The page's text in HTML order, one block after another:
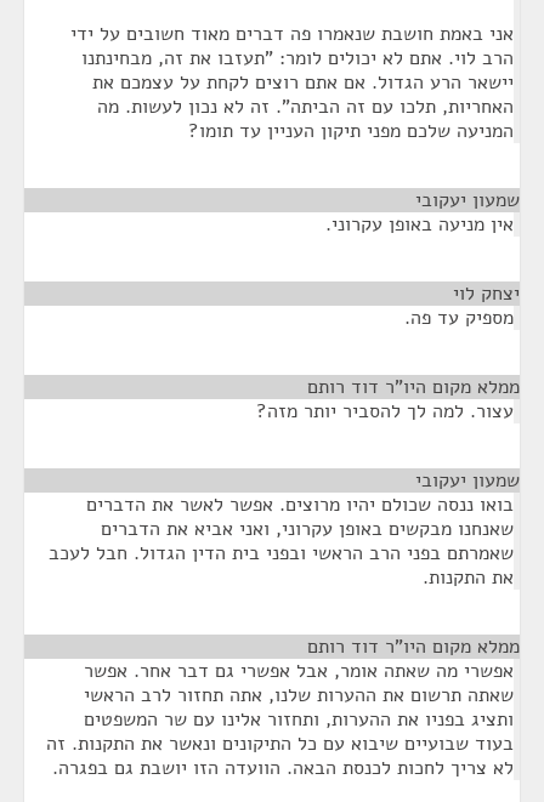
אני באמת חושבת שנאמרו פה דברים מאוד חשובים על ידי
הרב לוי. אתם לא יכולים לומר: "תעזבו את זה, מבחינתנו
יישאר הרע הגדול. אם אתם רוצים לקחת על עצמכם את
האחריות, תלכו עם זה הביתה". זה לא נכון לעשות. מה
המניעה שלכם מפני תיקון העניין עד תומו?
שמעון יעקובי
אין מניעה באופן עקרוני.
יצחק לוי
מספיק עד פה.
ממלא מקום היו"ר דוד רותם
עצור. למה לך להסביר יותר מזה?
שמעון יעקובי
בואו ננסה שכולם יהיו מרוצים. אפשר לאשר את הדברים
שאנחנו מבקשים באופן עקרוני, ואני אביא את הדברים
שאמרתם בפני הרב הראשי ובפני בית הדין הגדול. חבל לעכב
את התקנות.
ממלא מקום היו"ר דוד רותם
אפשרי מה שאתה אומר, אבל אפשרי גם דבר אחר. אפשר
שאתה תרשום את ההערות שלנו, אתה תחזור לרב הראשי
ותציג בפניו את ההערות, ותחזור אלינו עם שר המשפטים
בעוד שבועיים שיבוא עם כל התיקונים ונאשר את התקנות. זה
לא צריך לחכות לכנסת הבאה. הוועדה הזו יושבת גם בפגרה.